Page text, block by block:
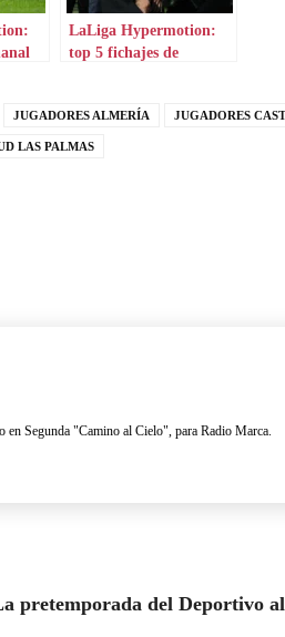
LaLiga Hypermotion:
top 5 fichajes de
JUGADORES ALMERÍA JUGADORES
LAS PALMAS
en Segunda "Camino al Cielo", para Radio Marca.
pretemporada del Deportivo